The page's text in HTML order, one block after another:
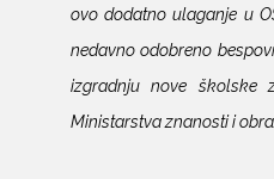
ovo dodatno ulaganje u
nedavno odobreno
izgradnju nove školske
Ministarstva znanosti i